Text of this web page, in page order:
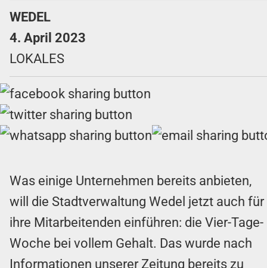
WEDEL
4. April 2023
LOKALES
Was einige Unternehmen bereits anbieten,
will die Stadtverwaltung Wedel jetzt auch für
ihre Mitarbeitenden einführen: die Vier-Tage-
Woche bei vollem Gehalt. Das wurde nach
Informationen unserer Zeitung bereits zu